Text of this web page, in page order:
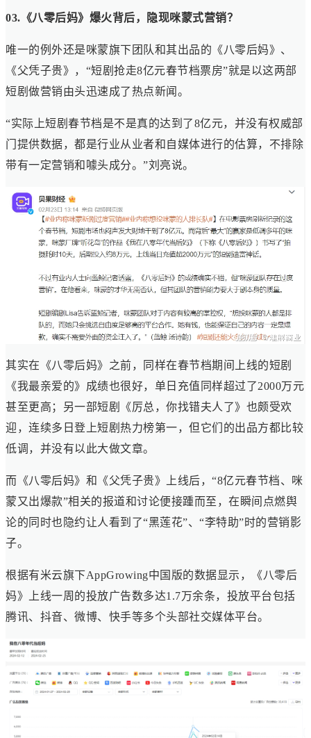
03.《八零后妈》爆火背后，隐现咪蒙式营销？
唯一的例外还是咪蒙旗下团队和其出品的《八零后妈》、
《父凭子贵》，“短剧抢走8亿元春节档票房”就是以这两部
短剧做营销由头迅速成了热点新闻。
“实际上短剧春节档是不是真的达到了8亿元，并没有权威部
门提供数据，都是行业从业者和自媒体进行的估算，不排除
带有一定营销和噱头成分。”刘亮说。
其实在《八零后妈》之前，同样在春节档期间上线的短剧
《我最亲爱的》成绩也很好，单日充值同样超过了2000万元
甚至更高；另一部短剧《厉总，你找错夫人了》也颇受欢
迎，连续多日登上短剧热力榜第一，但它们的出品方都比较
低调，并没有以此大做文章。
而《八零后妈》和《父凭子贵》上线后，“8亿元春节档、咪
蒙又出爆款”相关的报道和讨论便接踵而至，在瞬间点燃舆
论的同时也隐约让人看到了“黑莲花”、“李特助”时的营销影
子。
根据有米云旗下AppGrowing中国版的数据显示，《八零后
妈》上线一周的投放广告数多达1.7万余条，投放平台包括
腾讯、抖音、微博、快手等多个头部社交媒体平台。